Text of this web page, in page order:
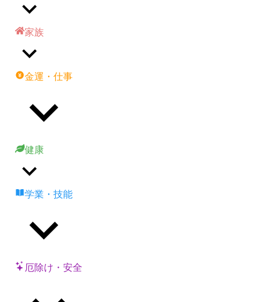
家族
金運・仕事
健康
学業・技能
厄除け・安全